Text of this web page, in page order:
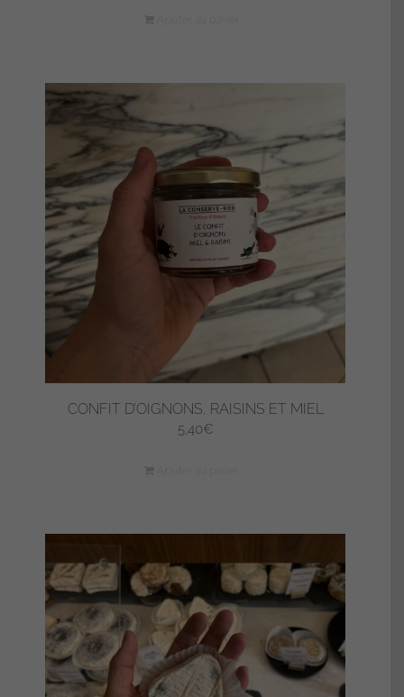
CONFIT D’OIGNONS, RAISINS ET MIEL
5,40€